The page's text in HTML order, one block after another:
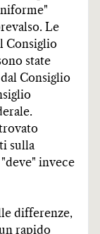
Le
Consiglio
state
Consiglio
sulla
invece
differenze,
rapido